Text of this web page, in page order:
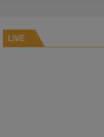
LIVE